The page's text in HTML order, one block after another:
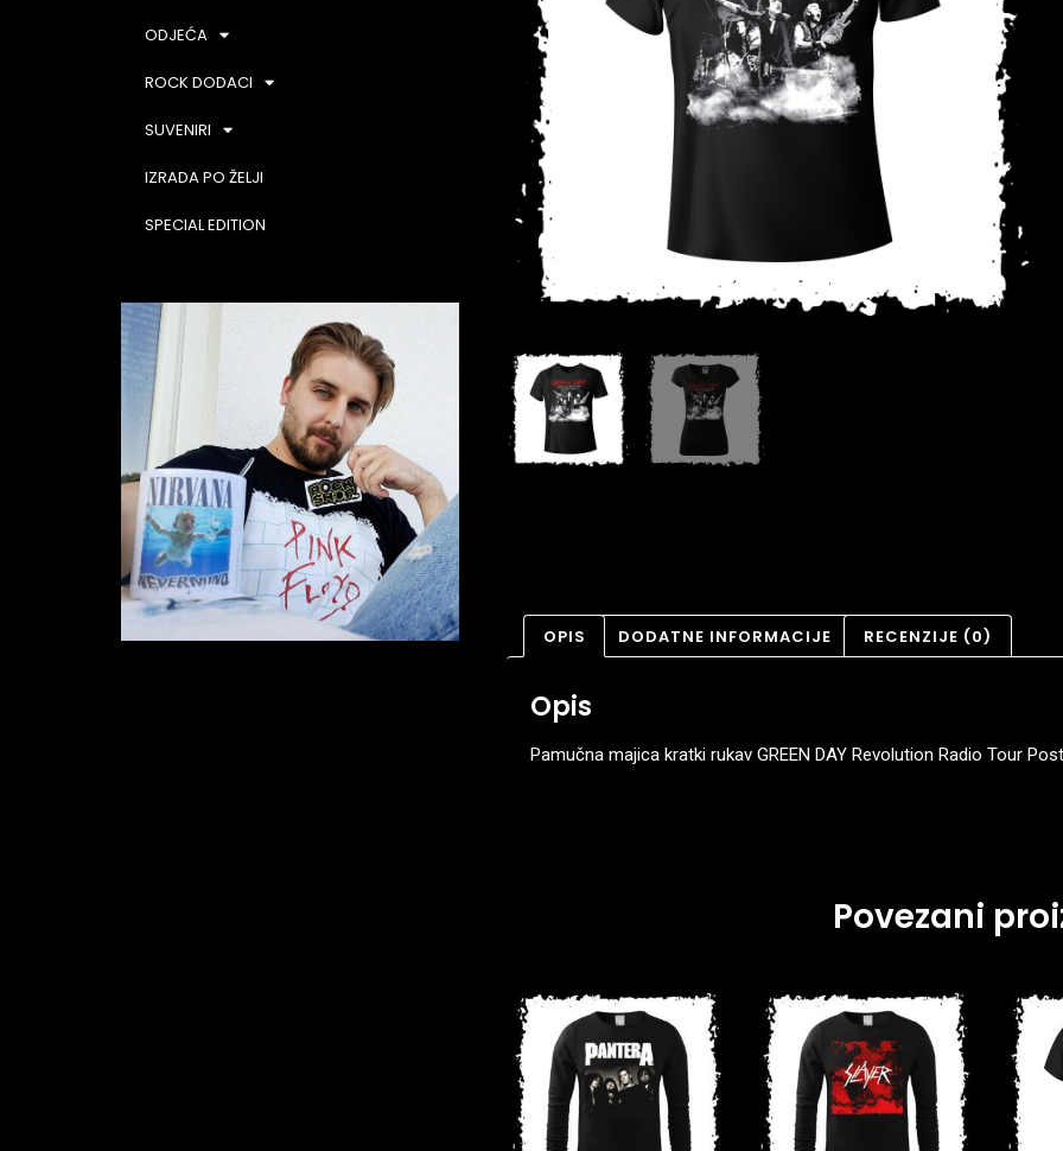
ODJEĆA
ROCK DODACI
SUVENIRI
IZRADA PO ŽELJI
SPECIAL EDITION
OPIS DODATNE INFORMACIJE RECENZIJE (0)
Opis
Pamučna majica kratki rukav GREEN DAY Revolution Radio Tour
Povezani